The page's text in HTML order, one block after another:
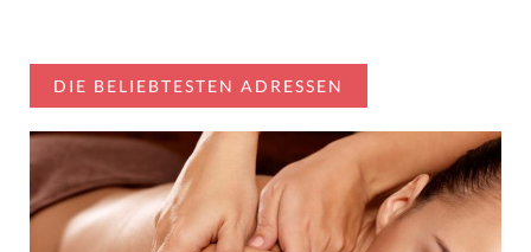
DIE BELIEBTESTEN ADRESSEN